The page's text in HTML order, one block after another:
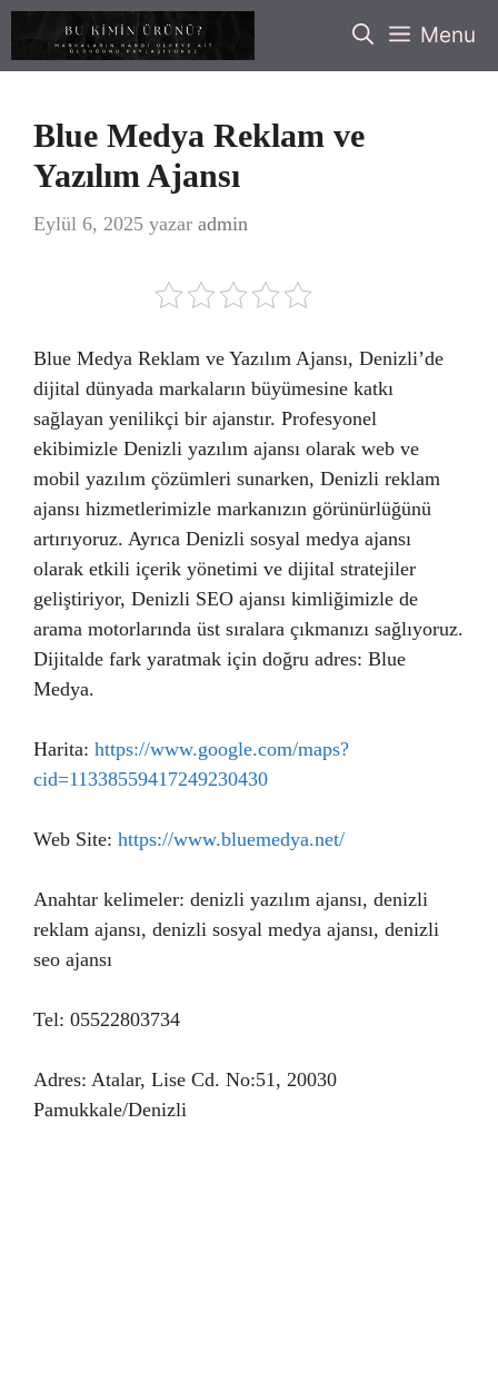
İçeriğe
Menu
Blue Medya Reklam ve
Yazılım Ajansı
Eylül 6, 2025 yazar admin
Blue Medya Reklam ve Yazılım Ajansı, Denizli’de
dijital dünyada markaların büyümesine katkı
sağlayan yenilikçi bir ajanstır. Profesyonel
ekibimizle Denizli yazılım ajansı olarak web ve
mobil yazılım çözümleri sunarken, Denizli reklam
ajansı hizmetlerimizle markanızın görünürlüğünü
artırıyoruz. Ayrıca Denizli sosyal medya ajansı
olarak etkili içerik yönetimi ve dijital stratejiler
geliştiriyor, Denizli SEO ajansı kimliğimizle de
arama motorlarında üst sıralara çıkmanızı sağlıyoruz.
Dijitalde fark yaratmak için doğru adres: Blue
Medya.
Harita: https://www.google.com/maps?
cid=11338559417249230430
Web Site: https://www.bluemedya.net/
Anahtar kelimeler: denizli yazılım ajansı, denizli
reklam ajansı, denizli sosyal medya ajansı, denizli
seo ajansı
Tel: 05522803734
Adres: Atalar, Lise Cd. No:51, 20030
Pamukkale/Denizli